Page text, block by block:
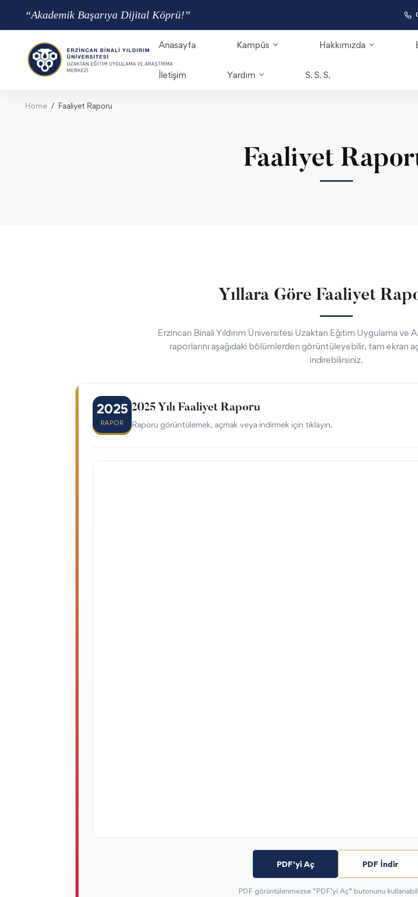
“Akademik Başarıya Dijital Köprü!”
Anasayfa Kampüs Hakkımızda
İletişim Yardım S. S. S.
Home Faaliyet Raporu
Faaliyet
Yıllara Göre Faaliyet
Erzincan Binali Yıldırım Üniversitesi Uzaktan Eğitim Uygulama ve
raporlarını aşağıdaki bölümlerden görüntüleyebilir, tam ekran
indirebilirsiniz.
2025
RAPOR
2025 Yılı Faaliyet Raporu
Raporu görüntülemek, açmak veya indirmek için tıklayın.
PDF’yi Aç PDF İndir
PDF görüntülenmezse “PDF’yi Aç” butonunu